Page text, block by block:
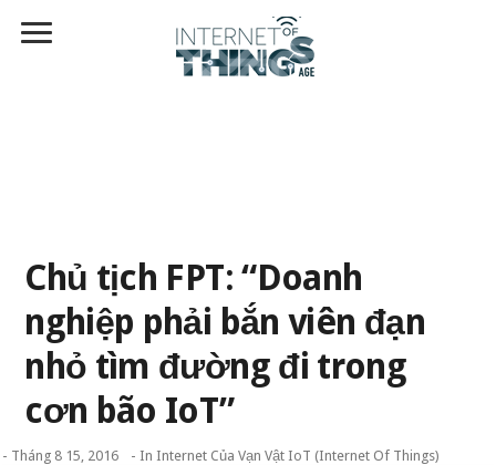
Chủ tịch FPT: “Doanh
nghiệp phải bắn viên đạn
nhỏ tìm đường đi trong
cơn bão IoT”
- Tháng 8 15, 2016 - In Internet Của Vạn Vật IoT (Internet Of Things)